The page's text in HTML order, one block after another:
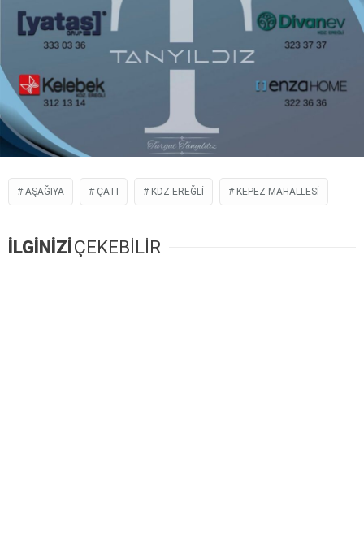
AŞAĞIYA ÇATI KDZ.EREĞLI KEPEZ MAHALLESI
İLGİNİZİ ÇEKEBİLİR